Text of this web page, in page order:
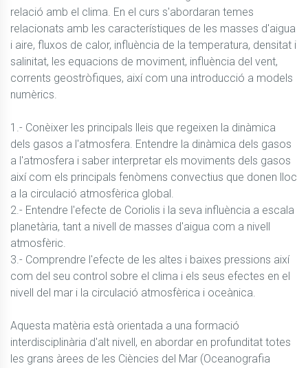
relació amb el clima. En el curs s'abordaran temes
relacionats amb les característiques de les masses d'aigua
i aire, fluxos de calor, influència de la temperatura, densitat i
salinitat, les equacions de moviment, influència del vent,
corrents geostròfiques, així com una introducció a models
numèrics.
1.- Conèixer les principals lleis que regeixen la dinàmica
dels gasos a l'atmosfera. Entendre la dinàmica dels gasos
a l'atmosfera i saber interpretar els moviments dels gasos
així com els principals fenòmens convectius que donen lloc
a la circulació atmosfèrica global.
2.- Entendre l'efecte de Coriolis i la seva influència a escala
planetària, tant a nivell de masses d'aigua com a nivell
atmosfèric.
3.- Comprendre l'efecte de les altes i baixes pressions així
com del seu control sobre el clima i els seus efectes en el
nivell del mar i la circulació atmosfèrica i oceànica.
Aquesta matèria està orientada a una formació
interdisciplinària d'alt nivell, en abordar en profunditat totes
les grans àrees de les Ciències del Mar (Oceanografia